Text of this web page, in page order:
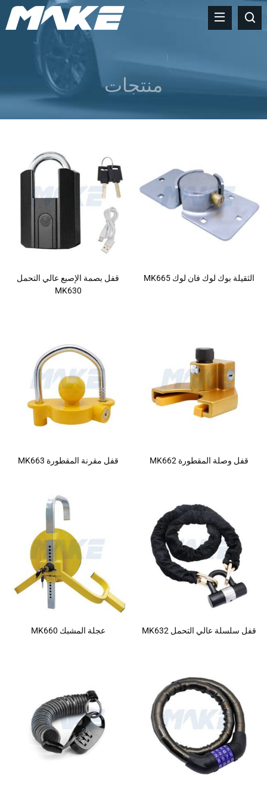
منتجات
قفل بصمة الإصبع عالي التحمل
MK630
الثقيلة بوك لوك فان لوك MK665
قفل مقرنة المقطورة MK663 قفل وصلة المقطورة MK662
عجلة المشبك MK660 قفل سلسلة عالي التحمل MK632